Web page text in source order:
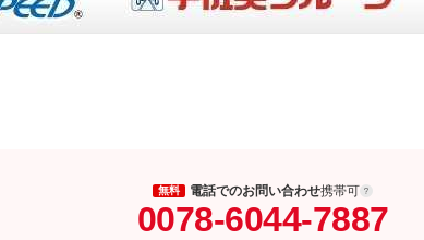
無料 電話でのお問い合わせ携帯可
0078-6044-7887